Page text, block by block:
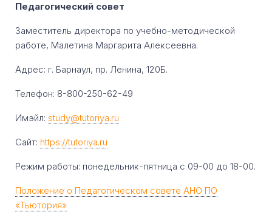
Педагогический совет
Заместитель директора по учебно-методической
работе, Малетина Маргарита Алексеевна.
Адрес: г. Барнаул, пр. Ленина, 120Б.
Телефон: 8-800-250-62-49
Имэйл: study@tutoriya.ru
Сайт: https://tutoriya.ru
Режим работы: понедельник-пятница с 09-00 до 18-00.
Положение о Педагогическом совете АНО ПО
«Тьютория»